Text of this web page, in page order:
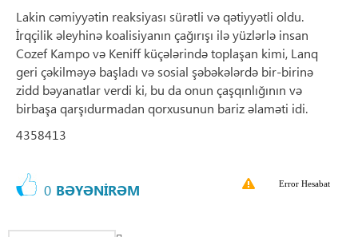
Lakin cəmiyyətin reaksiyası sürətli və qətiyyətli oldu.
İrqçilik əleyhinə koalisiyanın çağırışı ilə yüzlərlə insan
Cozef Kampo və Keniff küçələrində toplaşan kimi, Lanq
geri çəkilməyə başladı və sosial şəbəkələrdə bir-birinə
zidd bəyanatlar verdi ki, bu da onun çaşqınlığının və
birbaşa qarşıdurmadan qorxusunun bariz əlaməti idi.
4358413
0 BƏYƏNİRƏM Error Hesabat